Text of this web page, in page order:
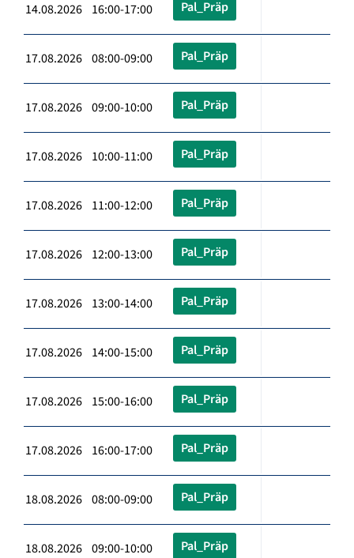
14.08.2026 16:00-17:00 Pal_Präp
17.08.2026 08:00-09:00 Pal_Präp
17.08.2026 09:00-10:00 Pal_Präp
17.08.2026 10:00-11:00 Pal_Präp
17.08.2026 11:00-12:00 Pal_Präp
17.08.2026 12:00-13:00 Pal_Präp
17.08.2026 13:00-14:00 Pal_Präp
17.08.2026 14:00-15:00 Pal_Präp
17.08.2026 15:00-16:00 Pal_Präp
17.08.2026 16:00-17:00 Pal_Präp
18.08.2026 08:00-09:00 Pal_Präp
18.08.2026 09:00-10:00 Pal_Präp